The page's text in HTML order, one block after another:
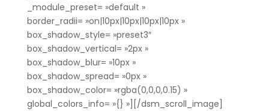
_module_preset= »default »
border_radii= »on|10px|10px|10px|10px »
box_shadow_style= »preset3″
box_shadow_vertical= »2px »
box_shadow_blur= »10px »
box_shadow_spread= »0px »
box_shadow_color= »rgba(0,0,0,0.15) »
global_colors_info= »{} »][/dsm_scroll_image]